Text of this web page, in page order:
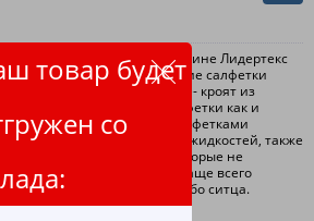
товар будет
со
оптом в Интернет-магазине Лидертекс
заказ на сайте. Технические салфетки
из обрезков ткани.. Реже- кроят из
технические салфетки как и
уборки. Техническими салфетками
от загрязнений и жидкостей, также
салфетки технические, которые не
это очень важно. Чаще всего
из бязи либо ситца.